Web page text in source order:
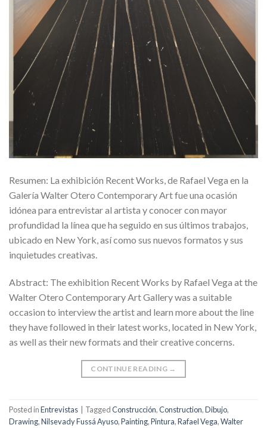
Resumen: La exhibición Recent Works, de Rafael Vega en la
Galería Walter Otero Contemporary Art fue una ocasión
idónea para entrevistar al artista y conocer con mayor
profundidad la línea que ha seguido en sus últimos trabajos,
ubicado en New York, así como sus nuevos formatos y sus
inquietudes creativas.
Abstract: The exhibition Recent Works by Rafael Vega at the
Walter Otero Contemporary Art Gallery was a suitable
occasion to interview the artist and learn more about the line
they have followed in their latest works, located in New York,
as well as their new formats and their creative concerns.
CONTINUE READING →
Posted inEntrevistas TaggedConstrucción,Construction,Dibujo,
Drawing,Nilsevady Fussá Ayuso,Painting,Pintura,Rafael Vega,Walter